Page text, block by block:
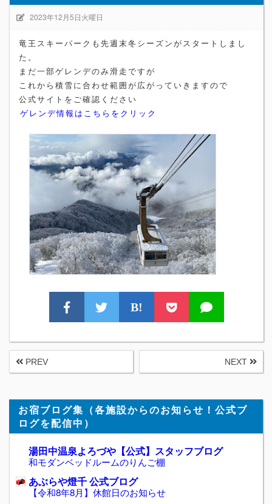
2023年12月5日火曜日
竜王スキーパークも先週末冬シーズンがスタートしまし
た。
まだ一部ゲレンデのみ滑走ですが
これから積雪に合わせ範囲が広がっていきますので
公式サイトをご確認ください
ゲレンデ情報はこちらをクリック
B!
PREV NEXT
お宿ブログ集（各施設からのお知らせ！公式ブ
ログを配信中）
湯田中温泉よろづや【公式】スタッフブログ
和モダンベッドルームのりんご棚
あぶらや燈千 公式ブログ
【令和8年8月】休館日のお知らせ